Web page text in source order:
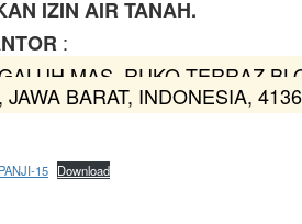
IZIN AIR TANAH.
:
MAS, RUKO TERRAZ
JAWA BARAT, INDONESIA,
15 Download